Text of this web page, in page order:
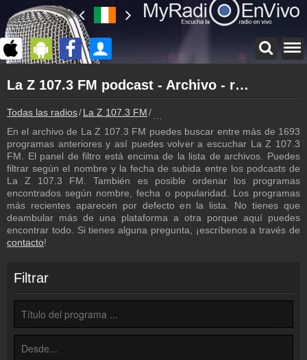
myradioenvivo.mx
La Z 107.3 FM
Atrás a la página de La Z 107.3 FM
Inicio de sesión
¡Crea una cuenta propia!
Lista de canciones
Descubre lo que ha sonado hasta ahora
Programación
Los programas de La Z 107.3 FM
Cámara de web
Contacto
¡Escríbenos!
Colaboración
¡Envía tu radio!
La Z 107.3 FM podcast - Archivo - repetición de los programas
Todas las radios La Z 107.3 FM
En el archivo de La Z 107.3 FM puedes buscar entre más de 1693
programas anteriores y así puedes volver a escuchar La Z 107.3
FM. El panel de filtro está encima de la lista de archivos. Puedes
filtrar según el nombre y la fecha de subida entre los podcasts de
La Z 107.3 FM. También es posible ordenar los programas
encontrados según nombre, fecha o popularidad. Los programas
más recientes aparecen por defecto en la lista. No tienes que
deambular más de una plataforma a otra porque aquí puedes
encontrar todo. Si tienes alguna pregunta, ¡escríbenos a través de
contacto!
Filtrar